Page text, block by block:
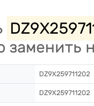
заменить
DZ9X259711202
DZ9X259711202